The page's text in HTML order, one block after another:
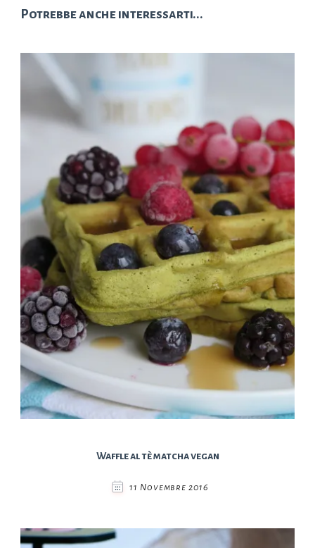
Potrebbe anche interessarti...
Waffle al tè matcha vegan
11 Novembre 2016